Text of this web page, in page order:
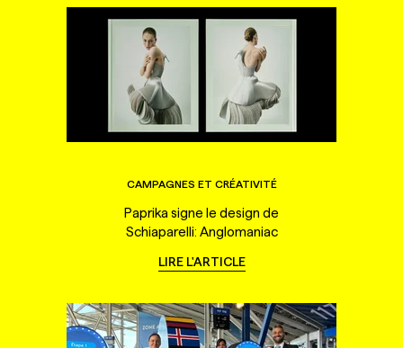
CAMPAGNES ET CRÉATIVITÉ
Paprika signe le design de
Schiaparelli: Anglomaniac
LIRE L'ARTICLE